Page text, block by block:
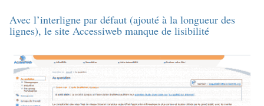
Avec l’interligne par défaut (ajouté à la longueur des
lignes), le site Accessiweb manque de lisibilité